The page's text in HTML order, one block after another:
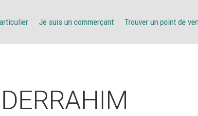
Je suis un commerçant Trouver un point de